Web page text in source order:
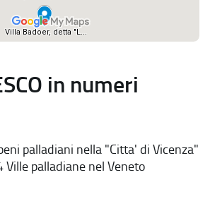
in numeri
palladiani nella "Citta' di Vicenza"
Ville palladiane nel Veneto